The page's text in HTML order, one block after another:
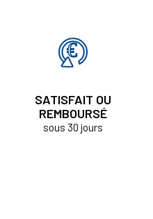
SATISFAIT OU
REMBOURSÉ
sous 30 jours